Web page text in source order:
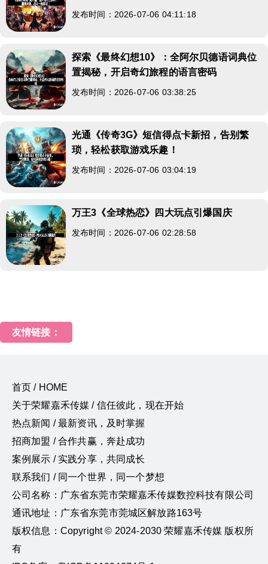
发布时间：2026-07-06 04:11:18
探索《最终幻想10》：全阿尔贝德语词典位
置揭秘，开启奇幻旅程的语言密码
发布时间：2026-07-06 03:38:25
光通《传奇3G》短信得点卡新招，告别繁
琐，轻松获取游戏乐趣！
发布时间：2026-07-06 03:04:19
万王3《全球热恋》四大玩点引爆国庆
发布时间：2026-07-06 02:28:58
友情链接：
首页 / HOME
关于荣耀嘉禾传媒 / 信任彼此，现在开始
热点新闻 / 最新资讯，及时掌握
招商加盟 / 合作共赢，奔赴成功
案例展示 / 实践分享，共同成长
联系我们 / 同一个世界，同一个梦想
公司名称：广东省东莞市荣耀嘉禾传媒数控科技有限公司
通讯地址：广东省东莞市莞城区解放路163号
版权信息：Copyright © 2024-2030 荣耀嘉禾传媒 版权所
有